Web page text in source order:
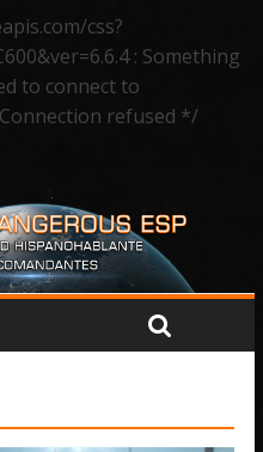
css?
: Something
to connect to
refused */